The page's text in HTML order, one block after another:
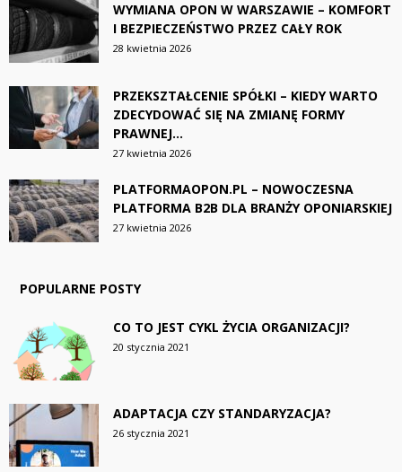
WYMIANA OPON W WARSZAWIE – KOMFORT
I BEZPIECZEŃSTWO PRZEZ CAŁY ROK
28 kwietnia 2026
PRZEKSZTAŁCENIE SPÓŁKI – KIEDY WARTO
ZDECYDOWAĆ SIĘ NA ZMIANĘ FORMY
PRAWNEJ...
27 kwietnia 2026
PLATFORMAOPON.PL – NOWOCZESNA
PLATFORMA B2B DLA BRANŻY OPONIARSKIEJ
27 kwietnia 2026
POPULARNE POSTY
CO TO JEST CYKL ŻYCIA ORGANIZACJI?
20 stycznia 2021
ADAPTACJA CZY STANDARYZACJA?
26 stycznia 2021